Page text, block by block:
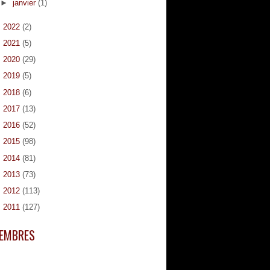
► janvier (1)
2022 (2)
2021 (5)
2020 (29)
2019 (5)
2018 (6)
2017 (13)
2016 (52)
2015 (98)
2014 (81)
2013 (73)
2012 (113)
2011 (127)